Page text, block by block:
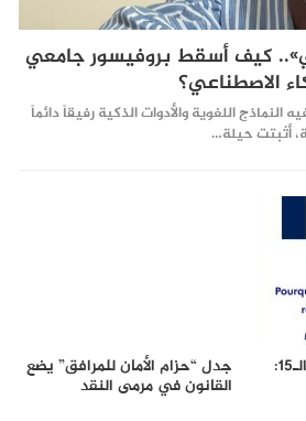
كيف أسقط بروفيسور جامعي
فيه النماذج اللغوية والأدوات الذكية رفيقاً دائماً
أثبتت حيلة…
القمة المغربية الفرنسية الـ15: جدل “حزام الأمان للمرافق” يضع
القانون في مرمى النقد